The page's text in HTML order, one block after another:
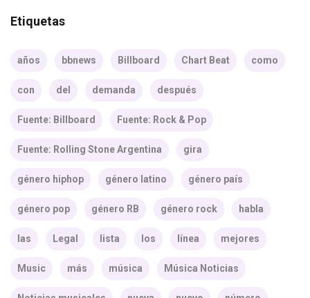
Etiquetas
años bbnews Billboard Chart Beat como
con del demanda después
Fuente: Billboard Fuente: Rock & Pop
Fuente: Rolling Stone Argentina gira
género hiphop género latino género país
género pop género RB género rock habla
las Legal lista los línea mejores
Music más música Música Noticias